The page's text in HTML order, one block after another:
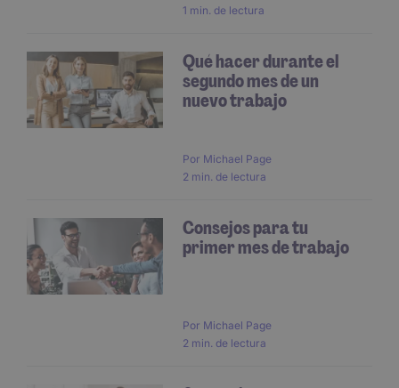
1 min. de lectura
Qué hacer durante el
segundo mes de un
nuevo trabajo
Por Michael Page
2 min. de lectura
Consejos para tu
primer mes de trabajo
Por Michael Page
2 min. de lectura